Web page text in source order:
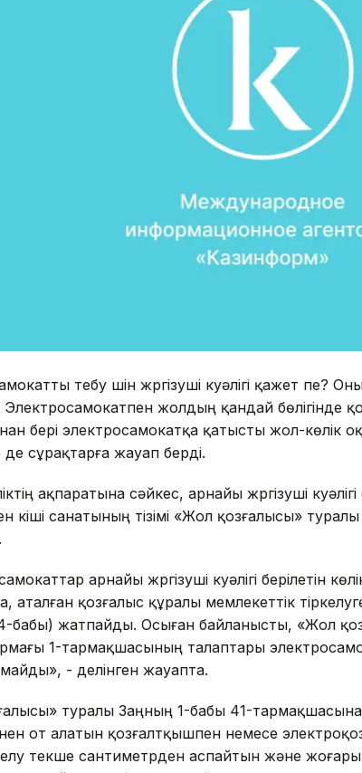
тебу үшін жүргізуші куәлігі қажет пе?
жолдың қандай бөлігінде
бері электросамокатқа қатысты жол-көлік
сұрақтарға жауап берді.
ақпаратына сәйкес, арнайы жүргізуші
кіші санатының тізімі «Жол қозғалысы»
арнайы жүргізуші куәлігі берілетін
аталған қозғалыс құралы мемлекеттік
бабы) жатпайды. Осыған байланысты, «Жол
1-тармақшасының талаптары
- делінген жауапта.
туралы Заңның 1-бабы 41-тармақшасына
от алатын қозғалтқышпен немесе
елу текше сантиметрден аспайтын және